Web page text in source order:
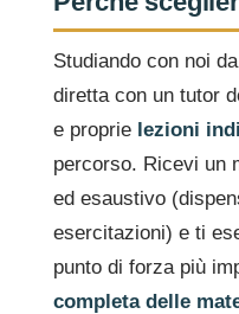
Studiando con noi
diretta con un tutor
e proprie lezioni
percorso. Ricevi un
ed esaustivo
esercitazioni) e ti
punto di forza più
completa delle